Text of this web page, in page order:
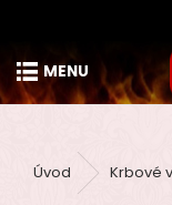
Úvod Krbové